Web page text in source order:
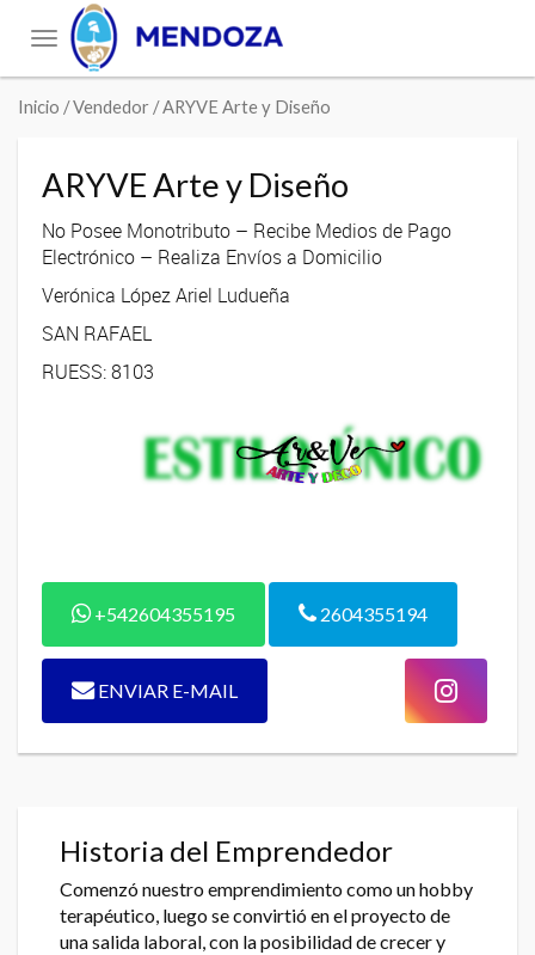
Toggle
navigation
Inicio / Vendedor / ARYVE Arte y Diseño
ARYVE Arte y Diseño
No Posee Monotributo – Recibe Medios de Pago
Electrónico – Realiza Envíos a Domicilio
Verónica López Ariel Ludueña
SAN RAFAEL
RUESS: 8103
+542604355195 2604355194
ENVIAR E-MAIL
Historia del Emprendedor
Comenzó nuestro emprendimiento como un hobby
terapéutico, luego se convirtió en el proyecto de
una salida laboral, con la posibilidad de crecer y